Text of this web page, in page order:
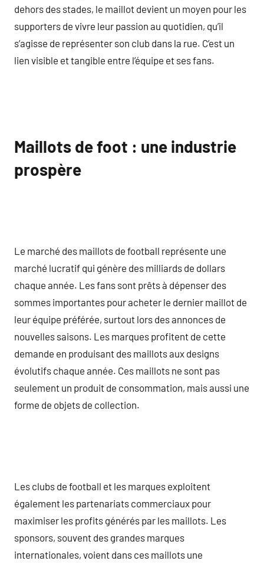
dehors des stades, le maillot devient un moyen pour les
supporters de vivre leur passion au quotidien, qu’il
s’agisse de représenter son club dans la rue. C’est un
lien visible et tangible entre l’équipe et ses fans.
Maillots de foot : une industrie
prospère
Le marché des maillots de football représente une
marché lucratif qui génère des milliards de dollars
chaque année. Les fans sont prêts à dépenser des
sommes importantes pour acheter le dernier maillot de
leur équipe préférée, surtout lors des annonces de
nouvelles saisons. Les marques profitent de cette
demande en produisant des maillots aux designs
évolutifs chaque année. Ces maillots ne sont pas
seulement un produit de consommation, mais aussi une
forme de objets de collection.
Les clubs de football et les marques exploitent
également les partenariats commerciaux pour
maximiser les profits générés par les maillots. Les
sponsors, souvent des grandes marques
internationales, voient dans ces maillots une